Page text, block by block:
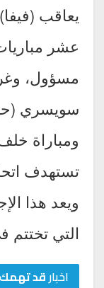
يعاقب
عشر
ومباراة
تستهدف
ويعد هذا
التي تختتم في 18 كانون الأول
اخبارقد تهمك